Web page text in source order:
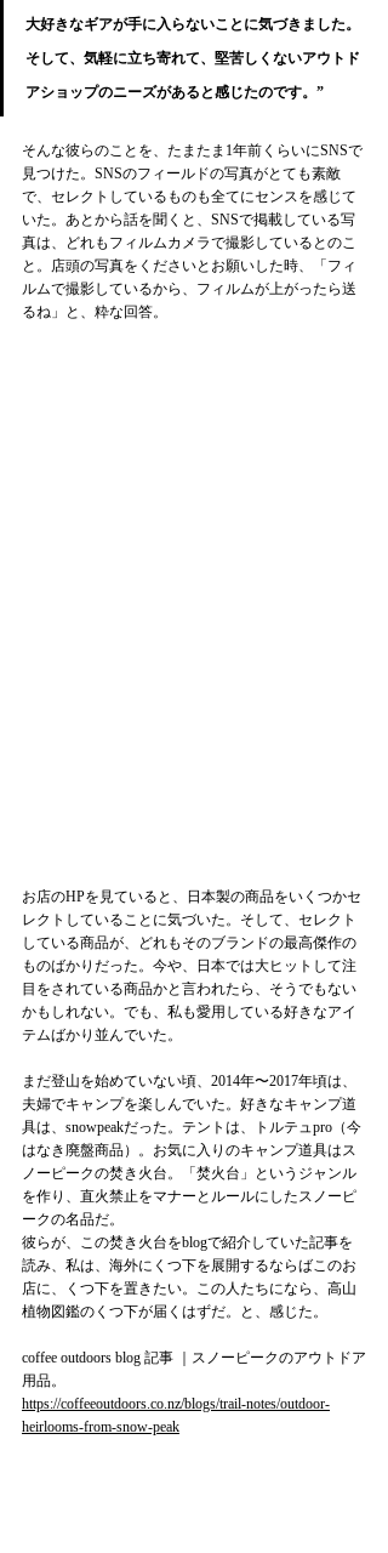
大好きなギアが手に入らないことに気づきました。
そして、気軽に立ち寄れて、堅苦しくないアウトド
アショップのニーズがあると感じたのです。”
そんな彼らのことを、たまたま1年前くらいにSNSで
見つけた。SNSのフィールドの写真がとても素敵
で、セレクトしているものも全てにセンスを感じて
いた。あとから話を聞くと、SNSで掲載している写
真は、どれもフィルムカメラで撮影しているとのこ
と。店頭の写真をくださいとお願いした時、「フィ
ルムで撮影しているから、フィルムが上がったら送
るね」と、粋な回答。
お店のHPを見ていると、日本製の商品をいくつかセ
レクトしていることに気づいた。そして、セレクト
している商品が、どれもそのブランドの最高傑作の
ものばかりだった。今や、日本では大ヒットして注
目をされている商品かと言われたら、そうでもない
かもしれない。でも、私も愛用している好きなアイ
テムばかり並んでいた。
まだ登山を始めていない頃、2014年〜2017年頃は、
夫婦でキャンプを楽しんでいた。好きなキャンプ道
具は、snowpeakだった。テントは、トルテュpro（今
はなき廃盤商品）。お気に入りのキャンプ道具はス
ノーピークの焚き火台。「焚火台」というジャンル
を作り、直火禁止をマナーとルールにしたスノーピ
ークの名品だ。
彼らが、この焚き火台をblogで紹介していた記事を
読み、私は、海外にくつ下を展開するならばこのお
店に、くつ下を置きたい。この人たちになら、高山
植物図鑑のくつ下が届くはずだ。と、感じた。
coffee outdoors blog 記事 ｜スノーピークのアウトドア
用品。
https://coffeeoutdoors.co.nz/blogs/trail-notes/outdoor-
heirlooms-from-snow-peak